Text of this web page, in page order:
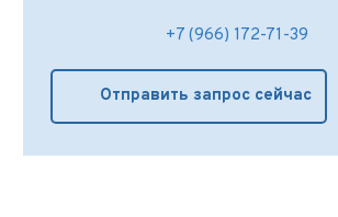
+7 (966) 172-71-39
Отправить запрос сейчас